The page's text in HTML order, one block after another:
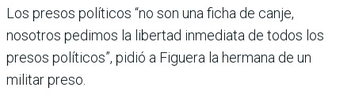
Los presos políticos “no son una ficha de canje,
nosotros pedimos la libertad inmediata de todos los
presos políticos”, pidió a Figuera la hermana de un
militar preso.